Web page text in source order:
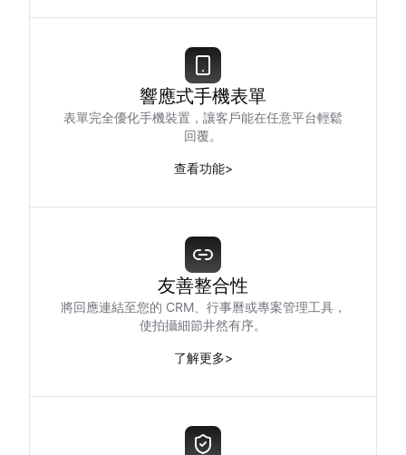
響應式手機表單
表單完全優化手機裝置，讓客戶能在任意平台輕鬆
回覆。
查看功能>
友善整合性
將回應連結至您的 CRM、行事曆或專案管理工具，
使拍攝細節井然有序。
了解更多>